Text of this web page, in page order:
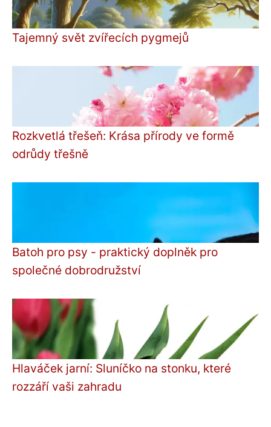
Tajemný svět zvířecích pygmejů
Rozkvetlá třešeň: Krása přírody ve formě
odrůdy třešně
Batoh pro psy - praktický doplněk pro
společné dobrodružství
Hlaváček jarní: Sluníčko na stonku, které
rozzáří vaši zahradu